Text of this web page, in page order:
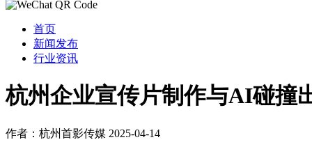
首页
新闻发布
行业资讯
杭州企业宣传片制作与AI碰撞
作者：杭州首影传媒 2025-04-14